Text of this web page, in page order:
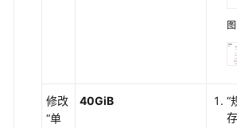
速
修改
“单
40GiB
“